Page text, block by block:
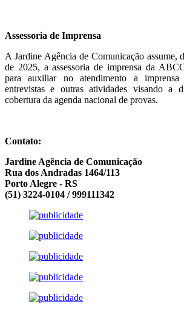
Assessoria de Imprensa
A Jardine Agência de Comunicação assume,
de 2025, a assessoria de imprensa da
para auxiliar no atendimento a imprensa
entrevistas e outras atividades visando a
cobertura da agenda nacional de provas.
Contato:
Jardine Agência de Comunicação
Rua dos Andradas 1464/113
Porto Alegre - RS
(51) 3224-0104 / 999111342